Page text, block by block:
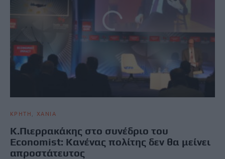
ΚΡΗΤΗ ΧΑΝΙΑ
Κ.Πιερρακάκης στο συνέδριο του
Economist: Κανένας πολίτης δεν θα μείνει
απροστάτευτος